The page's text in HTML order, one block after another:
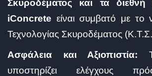
Σκυροδέματος και τα
iConcrete είναι συμβατό με το
Τεχνολογίας Σκυροδέματος
Ασφάλεια και Αξιοπιστία:
υποστηρίζει ελέγχους